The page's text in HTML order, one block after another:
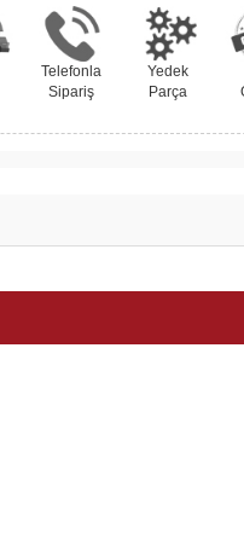
Telefonla
Sipariş
Yedek
Parça